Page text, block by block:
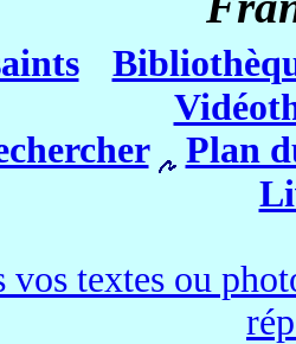
Plan
vos textes ou